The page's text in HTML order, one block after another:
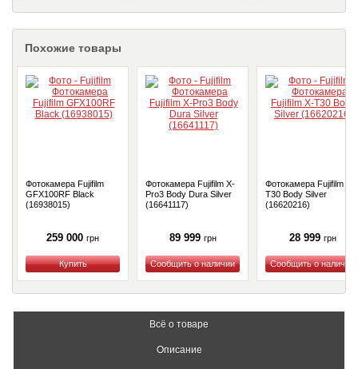
Похожие товары
Фотокамера Fujifilm
GFX100RF Black
(16938015)
259 000 грн
Купить
Фотокамера Fujifilm X-
Pro3 Body Dura Silver
(16641117)
89 999 грн
Купить
Фотокамера Fujifilm X-
T30 Body Silver
(16620216)
28 999 грн
Купить
Всё о товаре
Описание